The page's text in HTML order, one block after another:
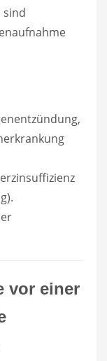
sind
vor einer